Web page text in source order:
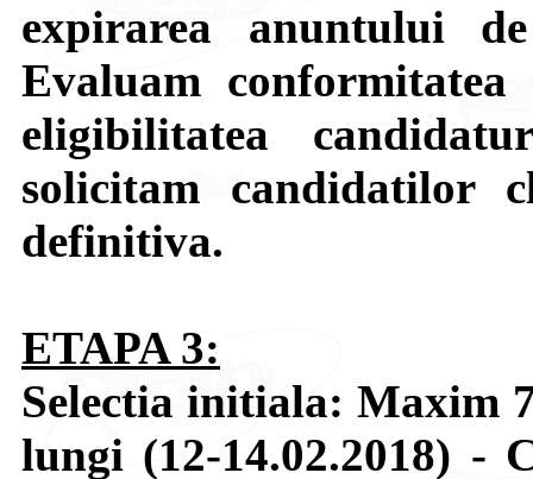
expirarea anuntului
Evaluam
eligibilitatea
solicitam candidatilor
definitiva.
ETAPA 3:
Selectia initiala: Maxim
lungi (12-14.02.2018) -